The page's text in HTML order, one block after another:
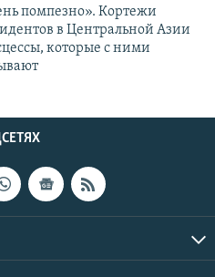
помпезно». Кортежи
в Центральной Азии
которые с ними